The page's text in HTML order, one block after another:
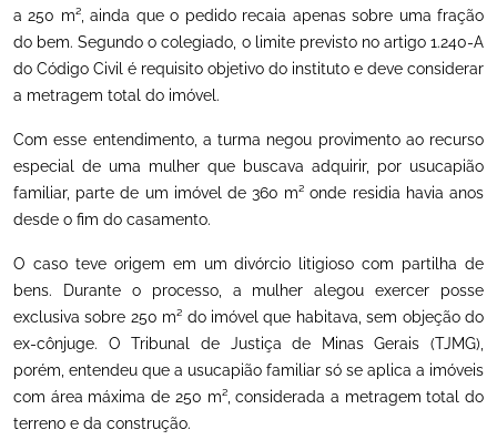
a 250 m², ainda que o pedido recaia apenas sobre uma fração
do bem. Segundo o colegiado, o limite previsto no artigo 1.240-A
do Código Civil é requisito objetivo do instituto e deve considerar
a metragem total do imóvel.
Com esse entendimento, a turma negou provimento ao recurso
especial de uma mulher que buscava adquirir, por usucapião
familiar, parte de um imóvel de 360 m² onde residia havia anos
desde o fim do casamento.
O caso teve origem em um divórcio litigioso com partilha de
bens. Durante o processo, a mulher alegou exercer posse
exclusiva sobre 250 m² do imóvel que habitava, sem objeção do
ex-cônjuge. O Tribunal de Justiça de Minas Gerais (TJMG),
porém, entendeu que a usucapião familiar só se aplica a imóveis
com área máxima de 250 m², considerada a metragem total do
terreno e da construção.